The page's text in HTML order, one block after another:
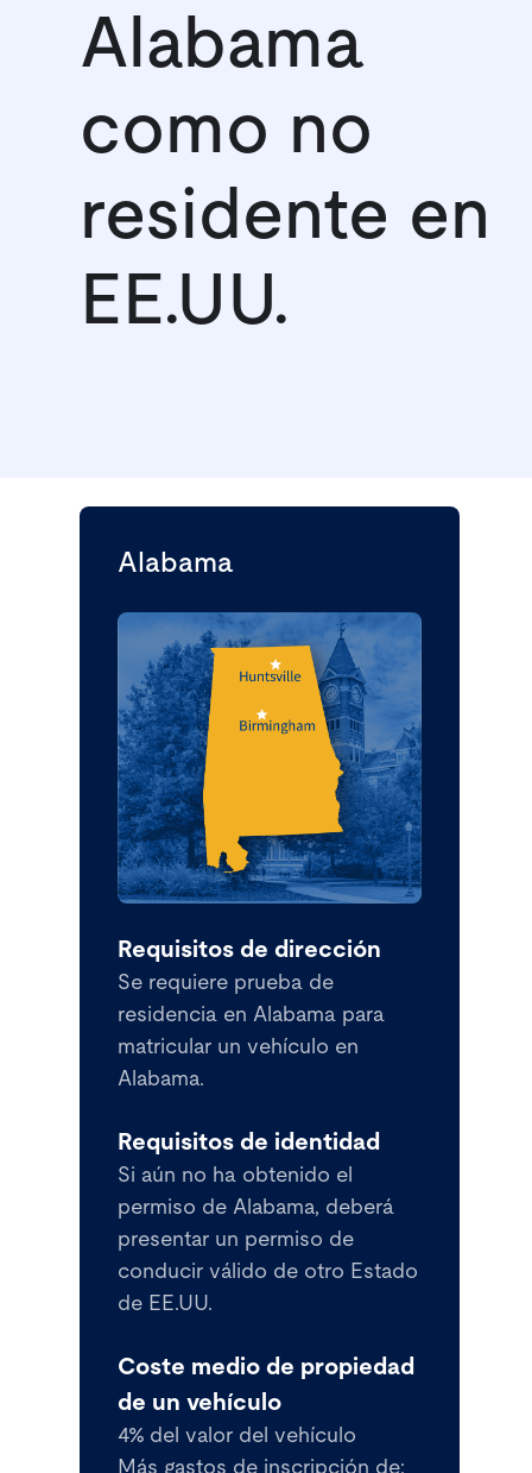
Alabama
como no
residente en
EE.UU.
Alabama
Requisitos de dirección
Se requiere prueba de
residencia en Alabama para
matricular un vehículo en
Alabama.
Requisitos de identidad
Si aún no ha obtenido el
permiso de Alabama, deberá
presentar un permiso de
conducir válido de otro Estado
de EE.UU.
Coste medio de propiedad
de un vehículo
4% del valor del vehículo
Más gastos de inscripción de: